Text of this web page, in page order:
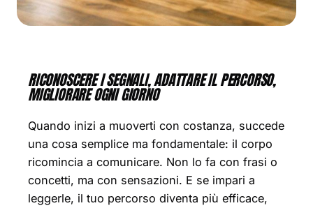
RICONOSCERE I SEGNALI, ADATTARE IL PERCORSO,
MIGLIORARE OGNI GIORNO
Quando inizi a muoverti con costanza, succede
una cosa semplice ma fondamentale: il corpo
ricomincia a comunicare. Non lo fa con frasi o
concetti, ma con sensazioni. E se impari a
leggerle, il tuo percorso diventa più efficace,